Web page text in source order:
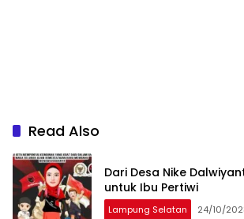
Read Also
Dari Desa Nike
untuk Ibu Pertiwi
Lampung Selatan 24/10/